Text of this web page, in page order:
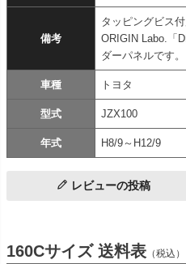
備考
タッピングビス
ORIGIN Labo.「
ダーパネルです。
車種 トヨタ
型式 JZX100
年式 H8/9～H12/9
レビューの投稿
160Cサイズ 送料表 （税込）